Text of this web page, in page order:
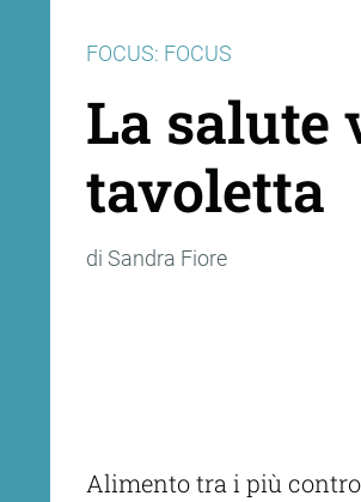
FOCUS: FOCUS
La salute
tavoletta
di Sandra Fiore
Alimento tra i più